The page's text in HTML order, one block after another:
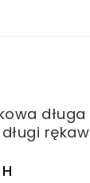
długa
rękaw